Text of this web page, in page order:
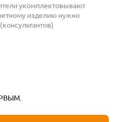
укомплектовывают
изделию нужно